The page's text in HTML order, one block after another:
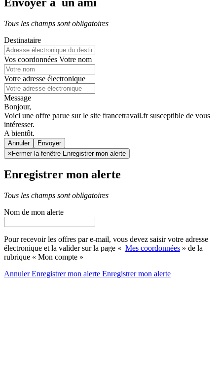
Tous les champs sont obligatoires
Destinataire
Vos coordonnées Votre nom
Votre adresse électronique
Message
Bonjour,
Voici une offre parue sur le site francetravail.fr susceptible de vous
intéresser.
A bientôt.
Annuler
×Fermer la fenêtre Enregistrer mon alerte
Enregistrer mon alerte
Tous les champs sont obligatoires
Nom de mon alerte
Pour recevoir les offres par e-mail, vous devez saisir votre adresse
électronique et la valider sur la page « Mes coordonnées » de la
rubrique « Mon compte »
AnnulerEnregistrer mon alerte Enregistrermon alerte